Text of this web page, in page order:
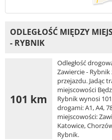
ODLEGŁOŚĆ MIĘDZY
- RYBNIK
101 km
Odległość
Zawiercie -
przejazdu. Jadąc
miejscowości
Rybnik wynosi
drogami: A1, A4,
miejscowości:
Katowice,
Rybnik.